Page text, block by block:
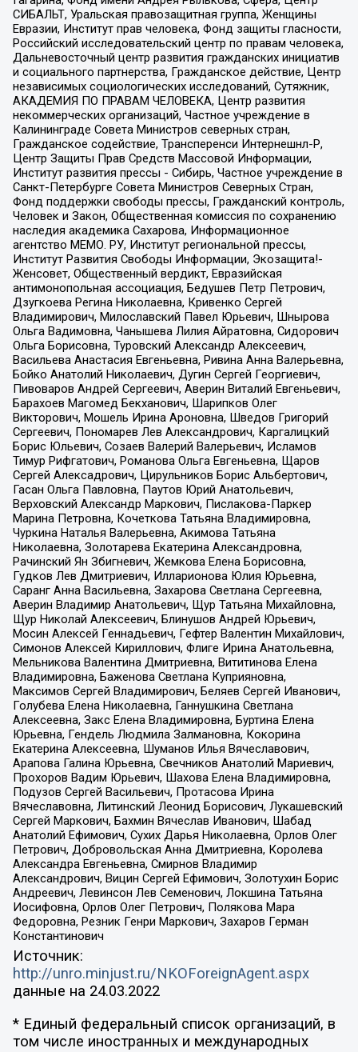
СИБАЛЬТ, Уральская правозащитная группа, Женщины
Евразии, Институт прав человека, Фонд защиты гласности,
Российский исследовательский центр по правам человека,
Дальневосточный центр развития гражданских инициатив
и социального партнерства, Гражданское действие, Центр
независимых социологических исследований, Сутяжник,
АКАДЕМИЯ ПО ПРАВАМ ЧЕЛОВЕКА, Центр развития
некоммерческих организаций, Частное учреждение в
Калининграде Совета Министров северных стран,
Гражданское содействие, Трансперенси Интернешнл-Р,
Центр Защиты Прав Средств Массовой Информации,
Институт развития прессы - Сибирь, Частное учреждение в
Санкт-Петербурге Совета Министров Северных Стран,
Фонд поддержки свободы прессы, Гражданский контроль,
Человек и Закон, Общественная комиссия по сохранению
наследия академика Сахарова, Информационное
агентство МЕМО. РУ, Институт региональной прессы,
Институт Развития Свободы Информации, Экозащита!-
Женсовет, Общественный вердикт, Евразийская
антимонопольная ассоциация, Бедушев Петр Петрович,
Дзугкоева Регина Николаевна, Кривенко Сергей
Владимирович, Милославский Павел Юрьевич, Шнырова
Ольга Вадимовна, Чанышева Лилия Айратовна, Сидорович
Ольга Борисовна, Туровский Александр Алексеевич,
Васильева Анастасия Евгеньевна, Ривина Анна Валерьевна,
Бойко Анатолий Николаевич, Дугин Сергей Георгиевич,
Пивоваров Андрей Сергеевич, Аверин Виталий Евгеньевич,
Барахоев Магомед Бекханович, Шарипков Олег
Викторович, Мошель Ирина Ароновна, Шведов Григорий
Сергеевич, Пономарев Лев Александрович, Каргалицкий
Борис Юльевич, Созаев Валерий Валерьевич, Исламов
Тимур Рифгатович, Романова Ольга Евгеньевна, Щаров
Сергей Алексадрович, Цирульников Борис Альбертович,
Гасан Ольга Павловна, Паутов Юрий Анатольевич,
Верховский Александр Маркович, Пислакова-Паркер
Марина Петровна, Кочеткова Татьяна Владимировна,
Чуркина Наталья Валерьевна, Акимова Татьяна
Николаевна, Золотарева Екатерина Александровна,
Рачинский Ян Збигневич, Жемкова Елена Борисовна,
Гудков Лев Дмитриевич, Илларионова Юлия Юрьевна,
Саранг Анна Васильевна, Захарова Светлана Сергеевна,
Аверин Владимир Анатольевич, Щур Татьяна Михайловна,
Щур Николай Алексеевич, Блинушов Андрей Юрьевич,
Мосин Алексей Геннадьевич, Гефтер Валентин Михайлович,
Симонов Алексей Кириллович, Флиге Ирина Анатольевна,
Мельникова Валентина Дмитриевна, Вититинова Елена
Владимировна, Баженова Светлана Куприяновна,
Максимов Сергей Владимирович, Беляев Сергей Иванович,
Голубева Елена Николаевна, Ганнушкина Светлана
Алексеевна, Закс Елена Владимировна, Буртина Елена
Юрьевна, Гендель Людмила Залмановна, Кокорина
Екатерина Алексеевна, Шуманов Илья Вячеславович,
Арапова Галина Юрьевна, Свечников Анатолий Мариевич,
Прохоров Вадим Юрьевич, Шахова Елена Владимировна,
Подузов Сергей Васильевич, Протасова Ирина
Вячеславовна, Литинский Леонид Борисович, Лукашевский
Сергей Маркович, Бахмин Вячеслав Иванович, Шабад
Анатолий Ефимович, Сухих Дарья Николаевна, Орлов Олег
Петрович, Добровольская Анна Дмитриевна, Королева
Александра Евгеньевна, Смирнов Владимир
Александрович, Вицин Сергей Ефимович, Золотухин Борис
Андреевич, Левинсон Лев Семенович, Локшина Татьяна
Иосифовна, Орлов Олег Петрович, Полякова Мара
Федоровна, Резник Генри Маркович, Захаров Герман
Константинович
Источник:
http://unro.minjust.ru/NKOForeignAgent.aspx
данные на 24.03.2022
* Единый федеральный список организаций, в
том числе иностранных и международных